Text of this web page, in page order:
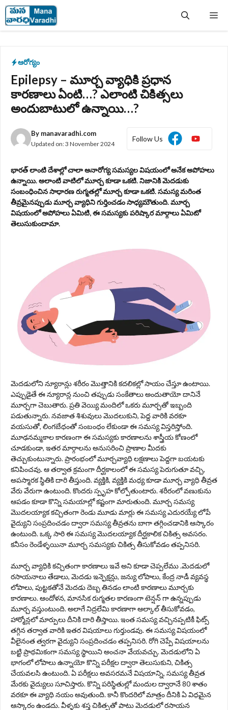
Skip
to
content
ఆరోగ్యం
Epilepsy – మూర్చ వ్యాధికి ప్రధాన
కారణాలు ఏంటి…? ఎలాంటి చికిత్సలు
అందుబాటులో ఉన్నాయి…?
By manavaradhi.com
Updated on:3 November 2024
Follow Us
భారత్ లాంటి దేశాల్లో చాలా అనారోగ్య సమస్యల విషయంలో అనేక అపోహలు
ఉన్నాయి. అలాంటి వాటిలో మూర్చ కూడా ఒకటి. నిజానికి మెదడుకు
సంబంధించిన సాధారణ రుగ్మతల్లో మూర్చ కూడా ఒకటి. సమస్య మరింత
తీవ్రమైనప్పుడు మూర్చ వ్యాధిని గుర్తించడం సాధ్యమౌతుంది. మూర్చ
విషయంలో అపోహలు ఏమిటి, ఈ సమస్యకు పరిష్కార మార్గాలు ఏమిటో
తెలుసుకుందామా.
మెదడులోని న్యూరాన్లు శరీరం మొత్తానికి కదలికల్లో సాయం చేస్తూ ఉంటాయి.
ఎప్పుడైతే ఈ న్యూరాన్ల నుంచి తప్పుడు సంకేతాలు అందుతాయో దానినే
మూర్చగా చెబుతారు. ప్రతి వెయ్యి మందిలో ఒకరు మూర్చతో ఇబ్బంది
పడుతున్నారు. నవజాత శిశువులు మొదలుకుని, పెద్ద వారికి వరకూ
వయసుతో, లింగబేధంతో సంబంధం లేకుండా ఈ సమస్య విస్తరిస్తోంది.
మూఢనమ్మకాల కారణంగా ఈ సమస్యకు కారణాలను శాస్త్రీయ కోణంలో
చూడకుండా, ఇతర మార్గాలను అనుసరించి ప్రాణాల మీదకు
తెచ్చుకుంటున్నారు. ప్రారంభంలో మూర్చవ్యాధి లక్షణాలు పెద్దగా బయటకు
కనిపించవు. ఆ తర్వాత క్రమంగా దీర్ఘకాలంలో ఈ సమస్య పెరుగుతూ వచ్చి,
అపస్మారక స్థితికి దారి తీస్తుంది. వ్యక్తికి, వ్యక్తికి మధ్య కూడా మూర్చ వ్యాధి తీవ్రత
వేరు వేరుగా ఉంటుంది. కొందరు స్పృహ కోల్పోతుంటారు. శరీరంలో వణుకును
ఆపడం కూడా కొన్ని సమయాల్లో కష్టంగా మారుతుంది. మూర్చ సమస్య
మొదలయ్యాక కచ్చితంగా రెండు మూడు మార్లు ఈ సమస్య ఎదురయ్యే లోపే
వైద్యుని సంప్రదించడం ద్వారా సమస్య తీవ్రతను బాగా తగ్గించడానికి ఆస్కారం
ఉంటుంది. ఒక్క సారి ఈ సమస్య మొదలయ్యాక దీర్ఘకాలిక చికిత్స అవసరం.
కనీసం రెండేళ్ళయినా మూర్చ సమస్యకు చికిత్స తీసుకోవడం తప్పనిసరి.
మూర్చ వ్యాధికి కచ్చితంగా కారణాలు ఇవే అని కూడా చెప్పలేము .మెదడులో
రసాయనాలు తేడాలు, మెదడు ఇన్ఫెక్షన్లు, జన్యు లోపాలు, కేంద్ర నాడీ వ్యవస్థ
లోపాలు, పుట్టకతోనే మెదడు దెబ్బ తినడం లాంటి కారణాలు మూర్చకు
కారణాలు. ఆందోళన, మానసిక రుగ్మతల కారణంగా టెన్షన్ గా ఉన్నప్పుడు
మూర్చ వస్తుంటుంది. అలాగే నిద్రలేమి కారణాగా ఆల్కాల్ తీసుకోవడం,
హార్మోన్లలో మార్పులు దీనికి దారి తీస్తాయి. ఇంత సమస్య వచ్చినప్పటికీ ఫిట్స్
తగ్గిన తర్వాత వారికి ఇతర విషయాలు గుర్తుండవు. ఈ సమస్య విషయంలో
వీలైనంత త్వరగా వైద్యుని సంప్రదించడం తప్పనిసరి. రోగి చెప్పే విషయాలను
బట్టి ప్రాథమికంగా సమస్య స్థాయిని అంచనా వేయవచ్చు. మెదడులోని ఏ
భాగంలో లోపాలు ఉన్నాయో కొన్ని పరీక్షల ద్వారా తెలుసుకుని, చికిత్స
చేయవలసి ఉంటుంది. ఏ పరీక్షలు అవసరమనే విషయాన్ని, సమస్య తీవ్రత
మేరకు వైద్యులు సూచిస్తారు. కొన్ని పరిస్థితుల్లో మందుల ద్వారానే 80 శాతం
వరకూ ఈ వ్యాధి నయం అవుతుంది. కానీ కొందరిలో మాత్రం దీనికి ఏ విధమైన
ఆస్కారం ఉండదు. వీళ్ళకు శస్త్ర చికిత్సతో పాటు మెదడులో రసాయన